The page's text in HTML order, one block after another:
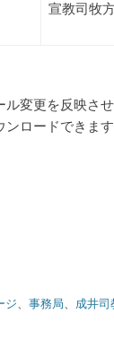
宣教司牧
変更を反映さ
ロードできま
ジ、 事務局、 成井司